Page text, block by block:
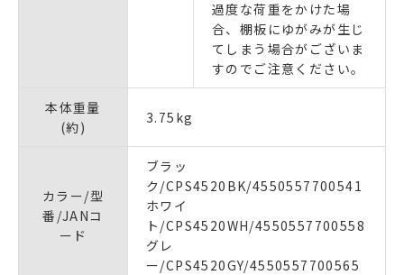
過度な荷重をかけた場
合、棚板にゆがみが生じ
てしまう場合がございま
すのでご注意ください。
本体重量
(約)
3.75kg
カラー/型
番/JANコ
ード
ブラッ
ク/CPS4520BK/4550557700541
ホワイ
ト/CPS4520WH/4550557700558
グレ
ー/CPS4520GY/4550557700565